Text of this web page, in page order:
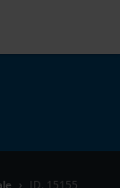
ID. 15155